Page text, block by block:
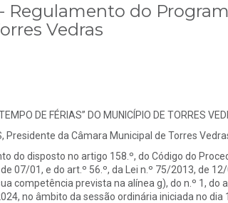
Regulamento do
Vedras
DE FÉRIAS” DO MUNICÍPIO DE TORRES
Presidente da Câmara Municipal de Torres
do disposto no artigo 158.º, do Código do
07/01, e do art.º 56.º, da Lei n.º 75/2013, de
competência prevista na alínea g), do n.º 1, do
no âmbito da sessão ordinária iniciada no